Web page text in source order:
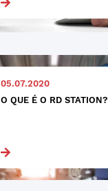
05.07.2020
O QUE É O RD STATION?